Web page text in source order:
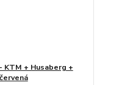
KTM + Husaberg +